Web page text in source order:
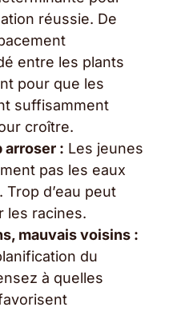
réussie. De
entre les plants
pour que les
suffisamment
croître.
arroser : Les jeunes
pas les eaux
Trop d’eau peut
les racines.
mauvais voisins :
du
à quelles